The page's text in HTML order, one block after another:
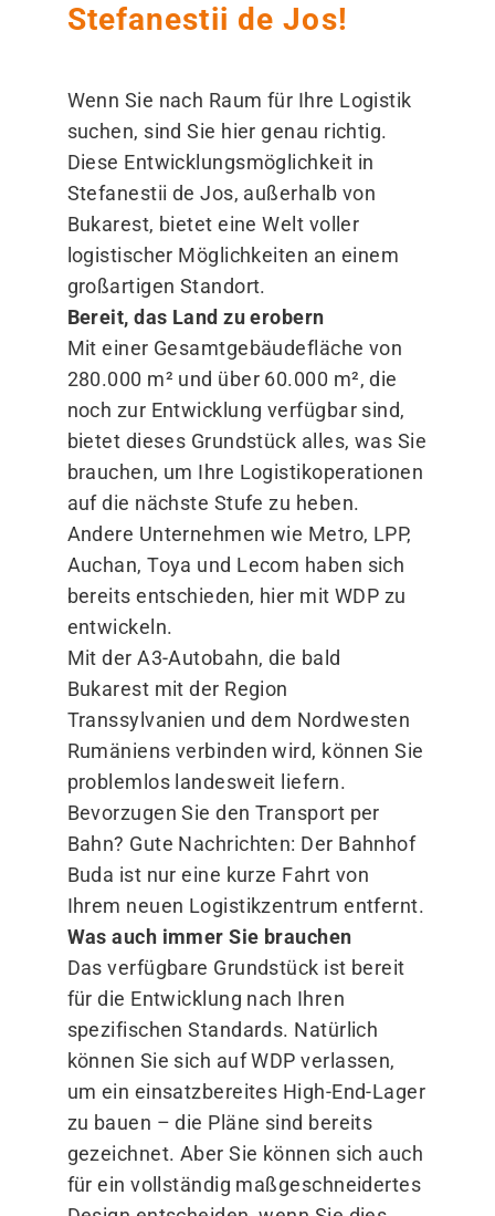
Stefanestii de Jos!
Wenn Sie nach Raum für Ihre Logistik
suchen, sind Sie hier genau richtig.
Diese Entwicklungsmöglichkeit in
Stefanestii de Jos, außerhalb von
Bukarest, bietet eine Welt voller
logistischer Möglichkeiten an einem
großartigen Standort.
Bereit, das Land zu erobern
Mit einer Gesamtgebäudefläche von
280.000 m² und über 60.000 m², die
noch zur Entwicklung verfügbar sind,
bietet dieses Grundstück alles, was Sie
brauchen, um Ihre Logistikoperationen
auf die nächste Stufe zu heben.
Andere Unternehmen wie Metro, LPP,
Auchan, Toya und Lecom haben sich
bereits entschieden, hier mit WDP zu
entwickeln.
Mit der A3-Autobahn, die bald
Bukarest mit der Region
Transsylvanien und dem Nordwesten
Rumäniens verbinden wird, können Sie
problemlos landesweit liefern.
Bevorzugen Sie den Transport per
Bahn? Gute Nachrichten: Der Bahnhof
Buda ist nur eine kurze Fahrt von
Ihrem neuen Logistikzentrum entfernt.
Was auch immer Sie brauchen
Das verfügbare Grundstück ist bereit
für die Entwicklung nach Ihren
spezifischen Standards. Natürlich
können Sie sich auf WDP verlassen,
um ein einsatzbereites High-End-Lager
zu bauen – die Pläne sind bereits
gezeichnet. Aber Sie können sich auch
für ein vollständig maßgeschneidertes